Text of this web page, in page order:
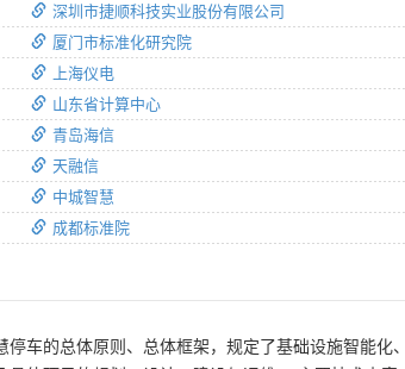
深圳市捷顺科技实业股份有限公司
厦门市标准化研究院
上海仪电
山东省计算中心
青岛海信
天融信
中城智慧
成都标准院
车的总体原则、总体框架，规定了基础设施智能